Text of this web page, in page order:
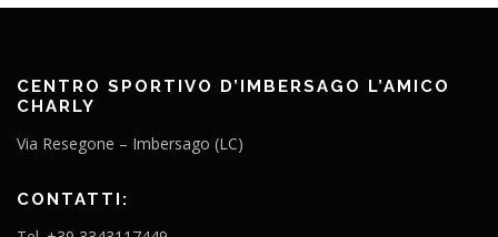
CENTRO SPORTIVO D’IMBERSAGO L’AMICO
CHARLY
Via Resegone – Imbersago (LC)
CONTATTI: